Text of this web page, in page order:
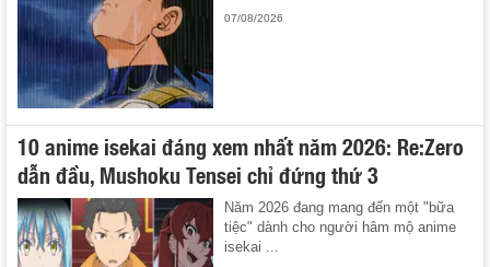
07/08/2026
10 anime isekai đáng xem nhất năm 2026: Re:Zero
dẫn đầu, Mushoku Tensei chỉ đứng thứ 3
Năm 2026 đang mang đến một "bữa
tiệc" dành cho người hâm mộ anime
isekai ...